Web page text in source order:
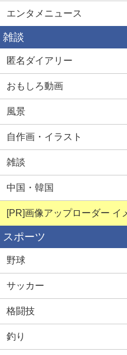
エンタメニュース
雑談
匿名ダイアリー
おもしろ動画
風景
自作画・イラスト
雑談
中国・韓国
[PR]画像アップローダー イ
スポーツ
野球
サッカー
格闘技
釣り